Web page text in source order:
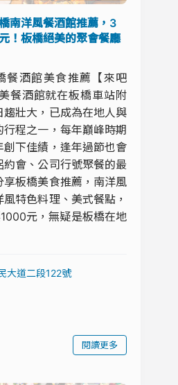
南洋風餐酒館推薦，3
！板橋絕美的聚會餐廳
餐酒館美食推薦【來吧
餐酒館就在板橋車站附
壯大，已成為在地人與
程之一，每年巔峰時期
下佳績，逢年過節也會
會、公司行號聚餐的最
板橋美食推薦，南洋風
特色料理、美式餐點，
元，無疑是板橋在地
大道二段122號
閱讀更多